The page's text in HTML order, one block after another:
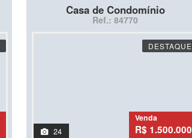
Casa de Condomínio
Ref.: 84770
DESTAQUE
24
Venda
R$ 1.500.000